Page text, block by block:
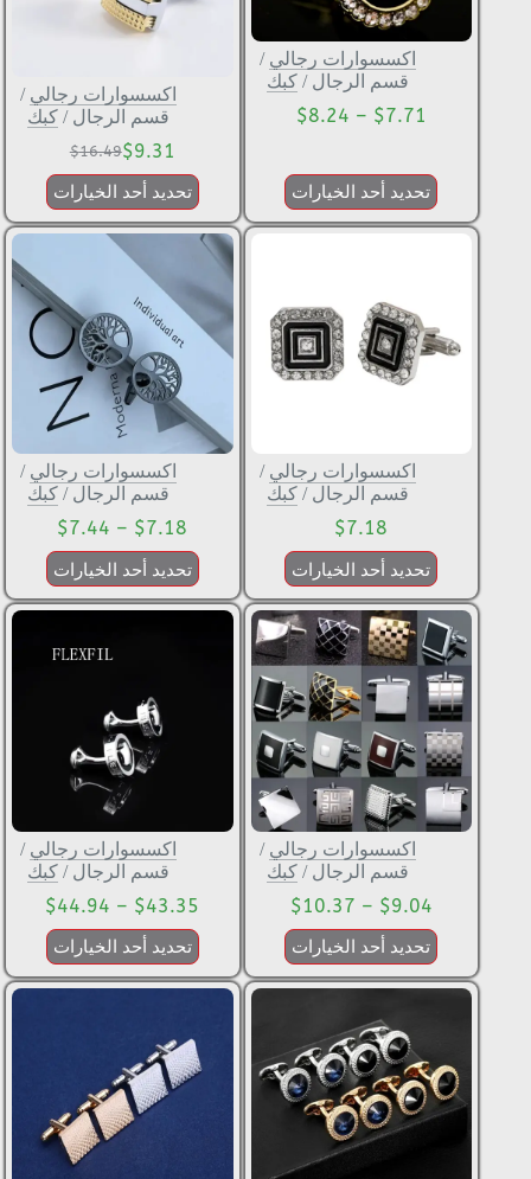
اكسسوارات رجالي /
قسم الرجال /كبك
$7.71
–
$8.24
تحديد أحد الخيارات
اكسسوارات رجالي /
قسم الرجال / كبك
$16.49$9.31
تحديد أحد الخيارات
اكسسوارات رجالي /
قسم الرجال /كبك
$7.18
تحديد أحد الخيارات
اكسسوارات رجالي /
قسم الرجال / كبك
$7.18
–
$7.44
تحديد أحد الخيارات
اكسسوارات رجالي /
قسم الرجال /كبك
$9.04
–
$10.37
تحديد أحد الخيارات
اكسسوارات رجالي /
قسم الرجال / كبك
$43.35
–
$44.94
تحديد أحد الخيارات